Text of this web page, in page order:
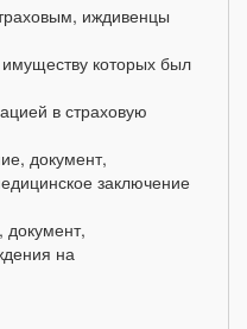
иждивенцы
которых был
в страховую
документ,
заключение
документ,
на